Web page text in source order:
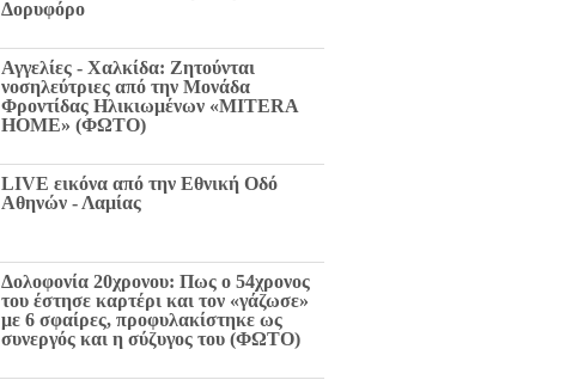
Δορυφόρο
Αγγελίες - Χαλκίδα: Ζητούνται
νοσηλεύτριες από την Μονάδα
Φροντίδας Ηλικιωμένων «MITERA
HOME» (ΦΩΤΟ)
LIVE εικόνα από την Εθνική Οδό
Αθηνών - Λαμίας
Δολοφονία 20χρονου: Πως ο 54χρονος
του έστησε καρτέρι και τον «γάζωσε»
με 6 σφαίρες, προφυλακίστηκε ως
συνεργός και η σύζυγος του (ΦΩΤΟ)